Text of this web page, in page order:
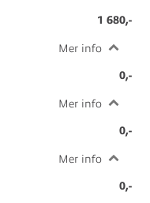
1 680,-
Mer info
0,-
Mer info
0,-
Mer info
0,-